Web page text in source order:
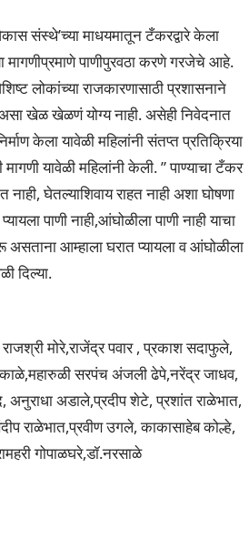
संस्थे’च्या माधयमातून टँकरद्वारे केला
पाणीपुरवठा करणे गरजेचे आहे.
लोकांच्या राजकारणासाठी प्रशासनाने
असा खेळ खेळणं योग्य नाही. असेही निवेदनात
केला यावेळी महिलांनी संतप्त प्रतिक्रिया
यावेळी महिलांनी केली. ” पाण्याचा टँकर
घेतल्याशिवाय राहत नाही अशा घोषणा
पाणी नाही,आंघोळीला पाणी नाही याचा
आम्हाला घरात प्यायला व आंघोळीला
दिल्या.
मोरे,राजेंद्र पवार , प्रकाश सदाफुले,
काळे,महारुळी सरपंच अंजली ढेपे,नरेंद्र जाधव,
अनुराधा अडाले,प्रदीप शेटे, प्रशांत राळेभात,
राळेभात,प्रवीण उगले, काकासाहेब कोल्हे,
गोपाळघरे,डॉ.नरसाळे